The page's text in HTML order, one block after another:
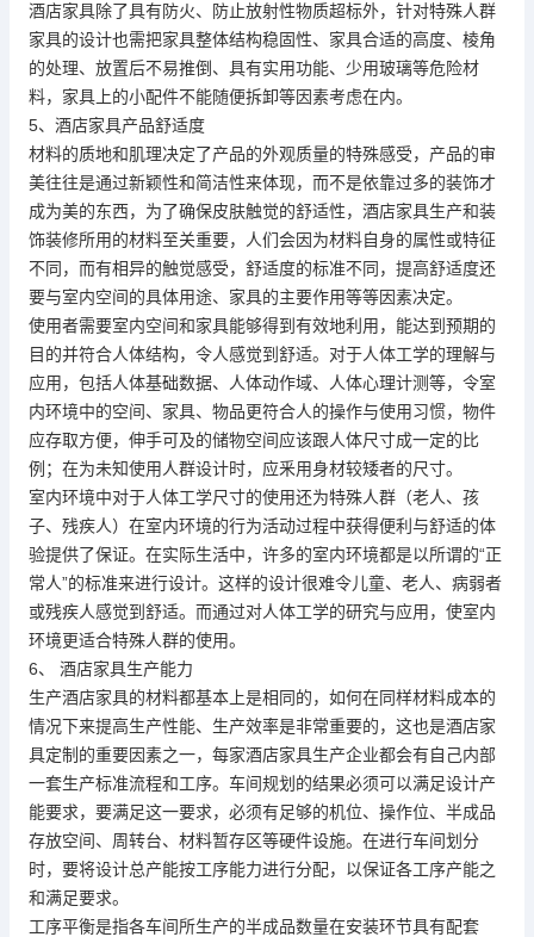
酒店家具除了具有防火、防止放射性物质超标外，针对特殊人群
家具的设计也需把家具整体结构稳固性、家具合适的高度、棱角
的处理、放置后不易推倒、具有实用功能、少用玻璃等危险材
料，家具上的小配件不能随便拆卸等因素考虑在内。
5、酒店家具产品舒适度
材料的质地和肌理决定了产品的外观质量的特殊感受，产品的审
美往往是通过新颖性和简洁性来体现，而不是依靠过多的装饰才
成为美的东西，为了确保皮肤触觉的舒适性，酒店家具生产和装
饰装修所用的材料至关重要，人们会因为材料自身的属性或特征
不同，而有相异的触觉感受，舒适度的标准不同，提高舒适度还
要与室内空间的具体用途、家具的主要作用等等因素决定。
使用者需要室内空间和家具能够得到有效地利用，能达到预期的
目的并符合人体结构，令人感觉到舒适。对于人体工学的理解与
应用，包括人体基础数据、人体动作域、人体心理计测等，令室
内环境中的空间、家具、物品更符合人的操作与使用习惯，物件
应存取方便，伸手可及的储物空间应该跟人体尺寸成一定的比
例；在为未知使用人群设计时，应釆用身材较矮者的尺寸。
室内环境中对于人体工学尺寸的使用还为特殊人群（老人、孩
子、残疾人）在室内环境的行为活动过程中获得便利与舒适的体
验提供了保证。在实际生活中，许多的室内环境都是以所谓的“正
常人”的标准来进行设计。这样的设计很难令儿童、老人、病弱者
或残疾人感觉到舒适。而通过对人体工学的研究与应用，使室内
环境更适合特殊人群的使用。
6、 酒店家具生产能力
生产酒店家具的材料都基本上是相同的，如何在同样材料成本的
情况下来提高生产性能、生产效率是非常重要的，这也是酒店家
具定制的重要因素之一，每家酒店家具生产企业都会有自己内部
一套生产标准流程和工序。车间规划的结果必须可以满足设计产
能要求，要满足这一要求，必须有足够的机位、操作位、半成品
存放空间、周转台、材料暂存区等硬件设施。在进行车间划分
时，要将设计总产能按工序能力进行分配，以保证各工序产能之
和满足要求。
工序平衡是指各车间所生产的半成品数量在安装环节具有配套